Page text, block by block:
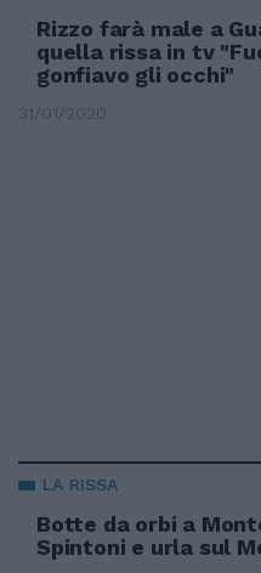
Rizzo farà male a
quella rissa in tv
gonfiavo gli occhi"
31/01/2020
LA RISSA
Botte da orbi a
Spintoni e urla sul